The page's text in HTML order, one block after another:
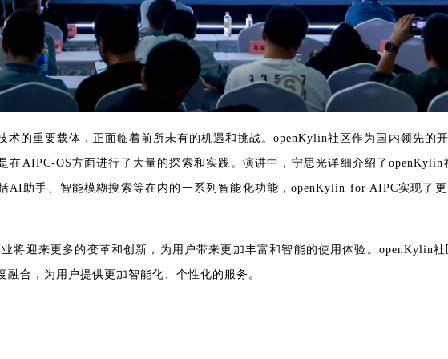
的重要载体，正面临着前所未有的机遇和挑战。openKylin社区作为国内领先的
在AIPC-OS方面进行了大量的探索和实践。演讲中，宁思光详细介绍了
AI助手、智能模糊搜索等在内的一系列智能化功能，openKylin for AIPC实现了
将迎来更多的变革和创新，为用户带来更加丰富和智能的使用体验。openKylin
合，为用户提供更加智能化、个性化的服务。